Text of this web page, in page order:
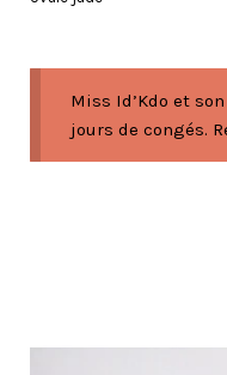
Miss Id’Kdo et
jours de congés.